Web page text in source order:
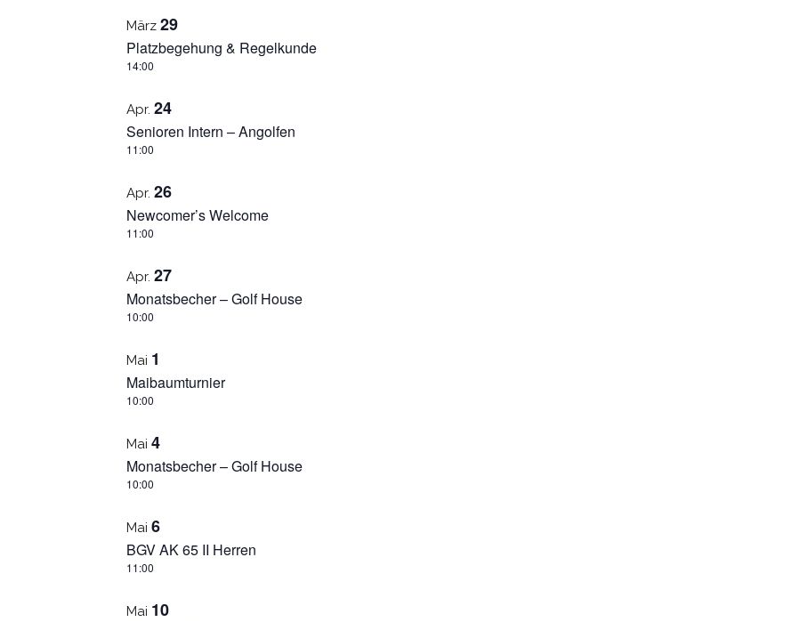
März 29
Platzbegehung & Regelkunde
14:00
Apr. 24
Senioren Intern – Angolfen
11:00
Apr. 26
Newcomer’s Welcome
11:00
Apr. 27
Monatsbecher – Golf House
10:00
Mai 1
Maibaumturnier
10:00
Mai 4
Monatsbecher – Golf House
10:00
Mai 6
BGV AK 65 II Herren
11:00
Mai 10